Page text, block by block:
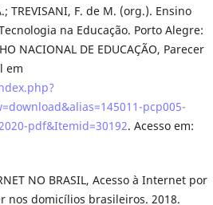
TREVISANI, F. de M. (org.). Ensino
na Educação. Porto Alegre:
NACIONAL DE EDUCAÇÃO, Parecer
em
pcp005-
pdf&Itemid=30192. Acesso em:
NO BRASIL, Acesso à Internet por
nos domicílios brasileiros. 2018.